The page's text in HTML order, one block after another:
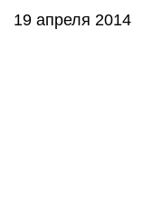
19 апреля 2014